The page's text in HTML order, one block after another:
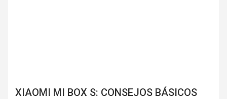
XIAOMI MI BOX S: CONSEJOS BÁSICOS